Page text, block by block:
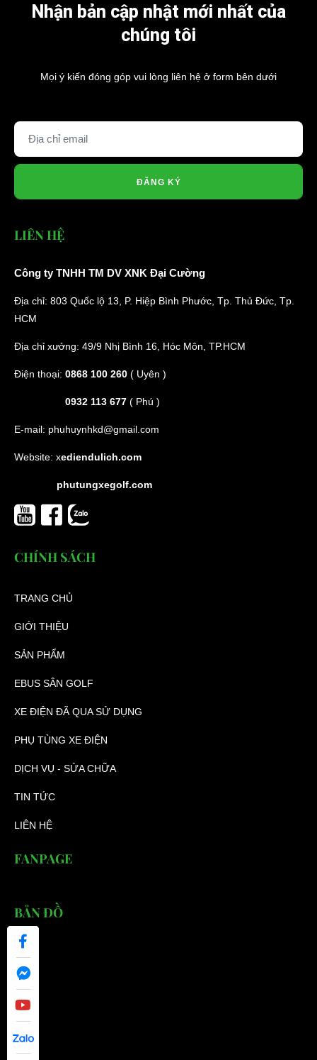
Nhận bản cập nhật mới nhất của
chúng tôi
Mọi ý kiến đóng góp vui lòng liên hệ ở form bên dưới
ĐĂNG KÝ
LIÊN HỆ
Công ty TNHH TM DV XNK Đại Cường
Địa chỉ: 803 Quốc lộ 13, P. Hiệp Bình Phước, Tp. Thủ Đức, Tp.
HCM
Địa chỉ xưởng: 49/9 Nhị Bình 16, Hóc Môn, TP.HCM
Điện thoại: 0868 100 260 ( Uyên )
0932 113 677 ( Phú )
E-mail: phuhuynhkd@gmail.com
Website: xediendulich.com
phutungxegolf.com
CHÍNH SÁCH
TRANG CHỦ
GIỚI THIỆU
SẢN PHẨM
EBUS SÂN GOLF
XE ĐIỆN ĐÃ QUA SỬ DỤNG
PHỤ TÙNG XE ĐIỆN
DỊCH VỤ - SỬA CHỮA
TIN TỨC
LIÊN HỆ
FANPAGE
BẢN ĐỒ